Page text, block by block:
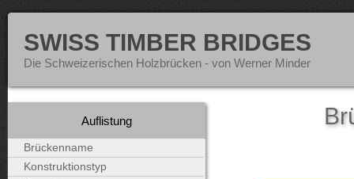
SWISS TIMBER BRIDGES
Die Schweizerischen Holzbrücken - von Werner Minder
Auflistung
Brückenname
Konstruktionstyp